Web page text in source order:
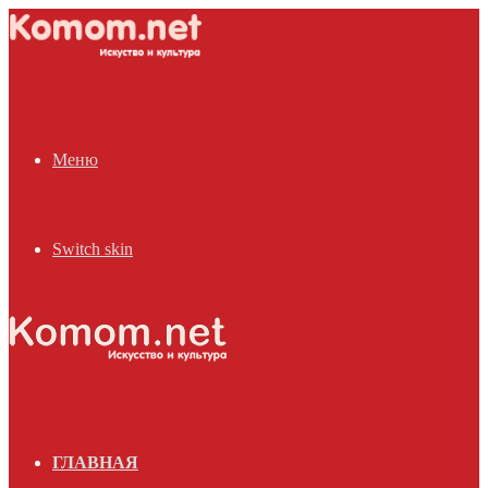
Меню
Switch skin
ГЛАВНАЯ